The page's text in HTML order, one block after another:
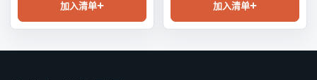
加入清单 加入清单